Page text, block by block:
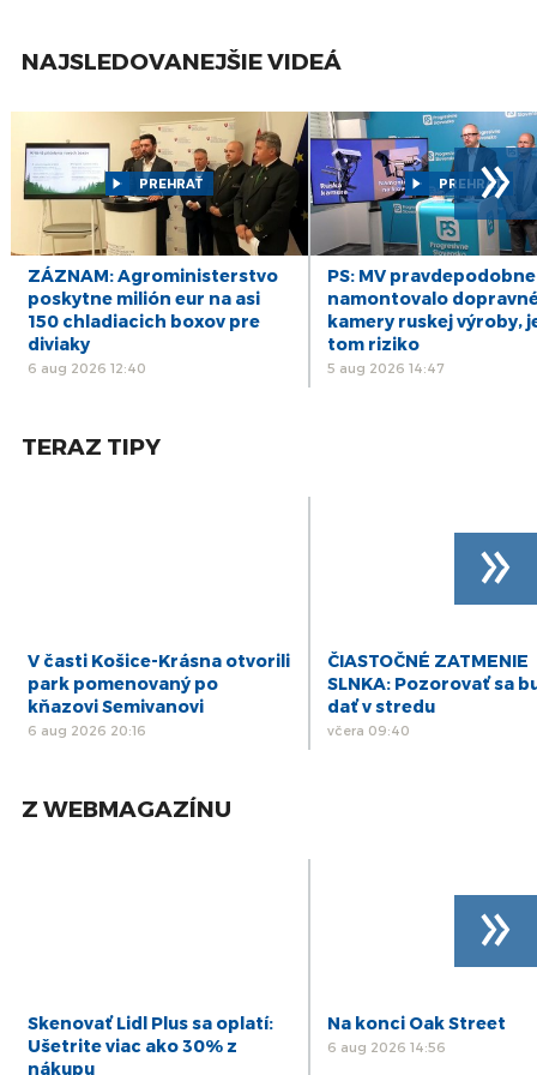
mar
slovu sa môže dostať neskôr
tajnosť hlasovania
21
feb
HRABKO: Ak bude Sulík kandidovať za inú
stranu, SaS príde o voličov
29
HRABKO: Je dôležité, že premiér Fico s
politickými lídrami komunikuje
17
jan
J. Hrabko: Pochybujem, že sa KDH podarí spojiť
konzervatívne sily
NAJSLEDOVANEJŠIE VIDEÁ
PREHRAŤ
ZÁZNAM: Agroministerstvo
poskytne milión eur na asi
150 chladiacich boxov pre
diviaky
6 aug 2026 12:40
PREHRAŤ
PS: MV pravdepodobne
namontovalo
kamery ruskej výroby,
tom riziko
5 aug 2026 14:47
»
TERAZ TIPY
V časti Košice-Krásna otvorili
park pomenovaný po
kňazovi Semivanovi
6 aug 2026 20:16
ČIASTOČNÉ ZATMENIE
SLNKA: Pozorovať sa
dať v stredu
včera 09:40
»
Z WEBMAGAZÍNU
Skenovať Lidl Plus sa oplatí:
Ušetrite viac ako 30% z
nákupu
Na konci Oak Street
6 aug 2026 14:56
»